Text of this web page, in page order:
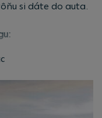
si dáte do auta.
ročne plánujete